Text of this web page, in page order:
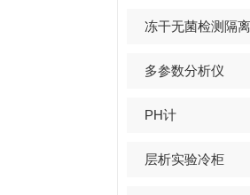
冻干无菌检测隔
多参数分析仪
PH计
层析实验冷柜